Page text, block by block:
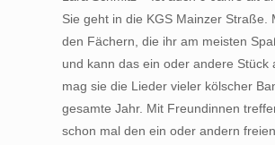
Sie geht in die KGS Mainzer
den Fächern, die ihr am meisten
und kann das ein oder andere
mag sie die Lieder vieler kölscher
gesamte Jahr. Mit Freundinnen
schon mal den ein oder andern